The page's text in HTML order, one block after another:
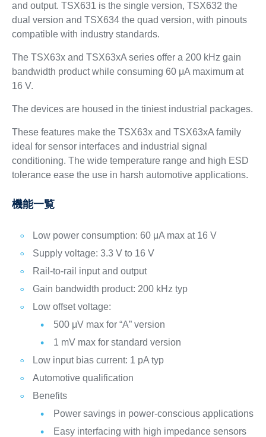
and output. TSX631 is the single version, TSX632 the
dual version and TSX634 the quad version, with pinouts
compatible with industry standards.
The TSX63x and TSX63xA series offer a 200 kHz gain
bandwidth product while consuming 60 μA maximum at
16 V.
The devices are housed in the tiniest industrial packages.
These features make the TSX63x and TSX63xA family
ideal for sensor interfaces and industrial signal
conditioning. The wide temperature range and high ESD
tolerance ease the use in harsh automotive applications.
機能一覧
Low power consumption: 60 μA max at 16 V
Supply voltage: 3.3 V to 16 V
Rail-to-rail input and output
Gain bandwidth product: 200 kHz typ
Low offset voltage:
500 μV max for “A” version
1 mV max for standard version
Low input bias current: 1 pA typ
Automotive qualification
Benefits
Power savings in power-conscious applications
Easy interfacing with high impedance sensors